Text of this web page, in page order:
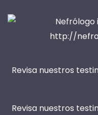
Revisa nuestros
Revisa nuestros